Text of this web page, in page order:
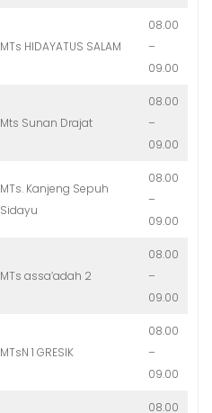
MTs HIDAYATUS SALAM
08.00
–
09.00
Mts Sunan Drajat
08.00
–
09.00
MTs. Kanjeng Sepuh
Sidayu
08.00
–
09.00
MTs assa’adah 2
08.00
–
09.00
MTsN 1 GRESIK
08.00
–
09.00
08.00